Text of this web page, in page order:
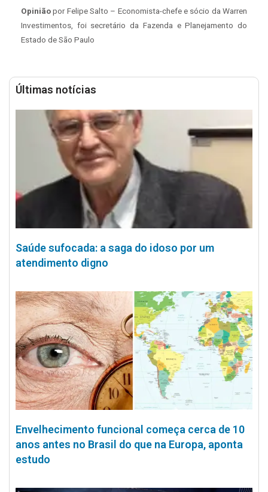
Opiniãopor Felipe Salto – Economista-chefe e sócio da Warren
Investimentos, foi secretário da Fazenda e Planejamento do
Estado de São Paulo
Últimas notícias
Saúde sufocada: a saga do idoso por um
atendimento digno
Envelhecimento funcional começa cerca de 10
anos antes no Brasil do que na Europa, aponta
estudo